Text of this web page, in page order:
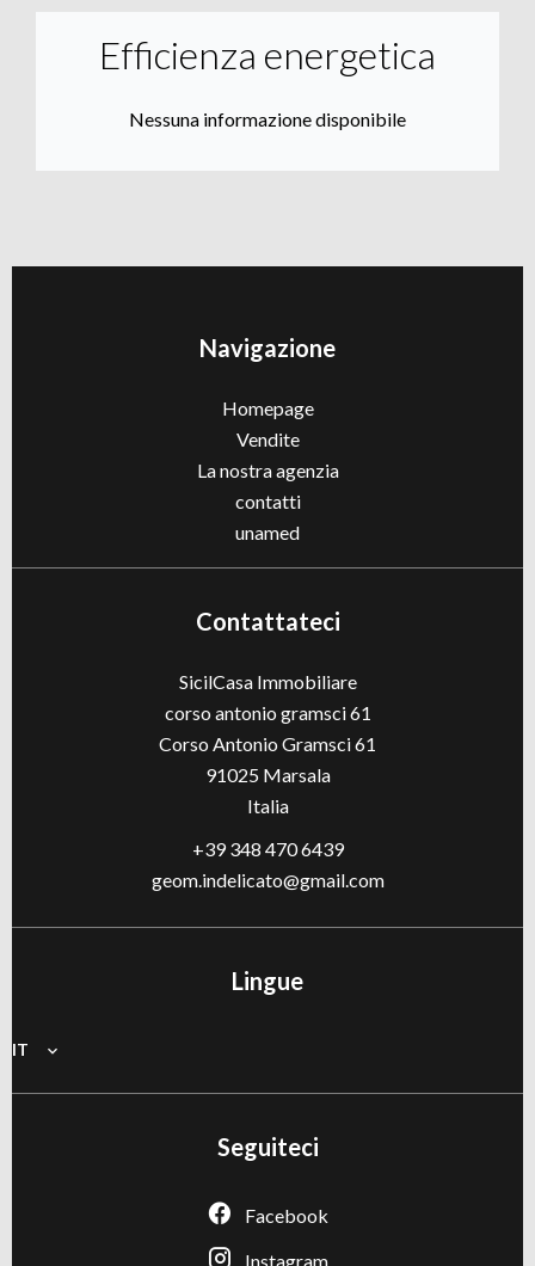
Efficienza energetica
Nessuna informazione disponibile
Navigazione
Homepage
Vendite
La nostra agenzia
contatti
unamed
Contattateci
SicilCasa Immobiliare
corso antonio gramsci 61
Corso Antonio Gramsci 61
91025Marsala
Italia
+39 348 470 6439
geom.indelicato@gmail.com
Lingue
IT
Seguiteci
Facebook
Instagram